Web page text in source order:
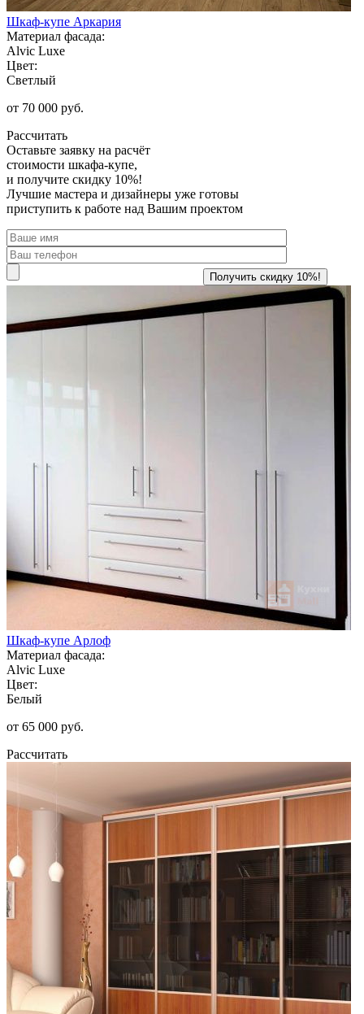
Шкаф-купе Аркария
Материал фасада:
Alvic Luxe
Цвет:
Светлый
от 70 000 руб.
Рассчитать
Оставьте заявку на расчёт
стоимости шкафа-купе,
и получите скидку 10%!
Лучшие мастера и дизайнеры уже готовы
приступить к работе над Вашим проектом
Шкаф-купе Арлоф
Материал фасада:
Alvic Luxe
Цвет:
Белый
от 65 000 руб.
Рассчитать